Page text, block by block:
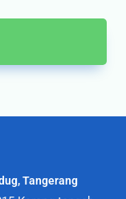
Tangerang